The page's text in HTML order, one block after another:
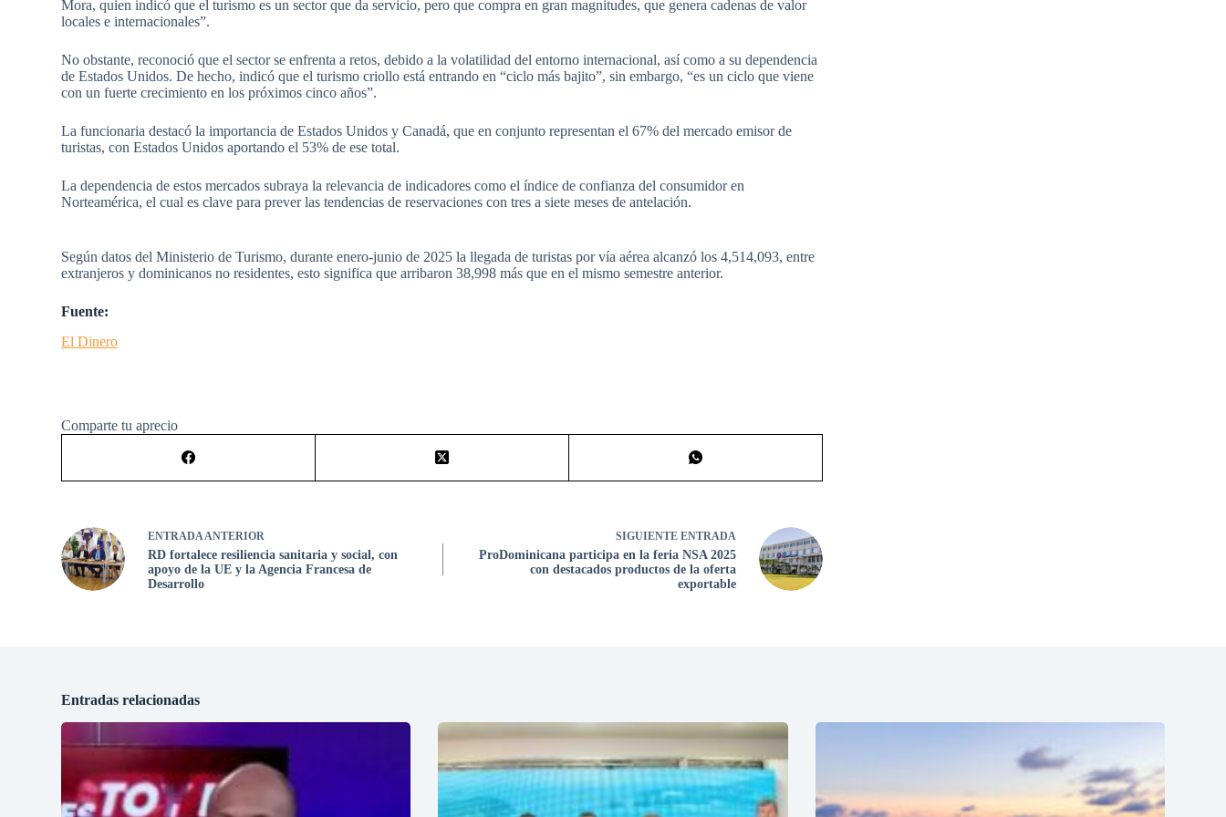
Mora, quien indicó que el turismo es un sector que da servicio, pero que compra en gran magnitudes, que genera cadenas de valor
locales e internacionales”.
No obstante, reconoció que el sector se enfrenta a retos, debido a la volatilidad del entorno internacional, así como a su dependencia
de Estados Unidos. De hecho, indicó que el turismo criollo está entrando en “ciclo más bajito”, sin embargo, “es un ciclo que viene
con un fuerte crecimiento en los próximos cinco años”.
La funcionaria destacó la importancia de Estados Unidos y Canadá, que en conjunto representan el 67% del mercado emisor de
turistas, con Estados Unidos aportando el 53% de ese total.
La dependencia de estos mercados subraya la relevancia de indicadores como el índice de confianza del consumidor en
Norteamérica, el cual es clave para prever las tendencias de reservaciones con tres a siete meses de antelación.
Según datos del Ministerio de Turismo, durante enero-junio de 2025 la llegada de turistas por vía aérea alcanzó los 4,514,093, entre
extranjeros y dominicanos no residentes, esto significa que arribaron 38,998 más que en el mismo semestre anterior.
Fuente:
El Dinero
Comparte tu aprecio
ENTRADA ANTERIOR
RD fortalece resiliencia sanitaria y social, con
apoyo de la UE y la Agencia Francesa de
Desarrollo
SIGUIENTE ENTRADA
ProDominicana participa en la feria NSA 2025
con destacados productos de la oferta
exportable
Entradas relacionadas